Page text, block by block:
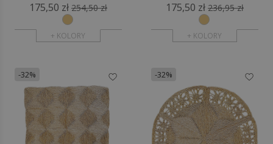
175,50 zł 254,50 zł
+ KOLORY
175,50 zł 236,95 zł
+ KOLORY
-32% -32%